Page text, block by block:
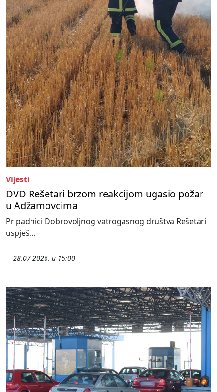
Vijesti
DVD Rešetari brzom reakcijom ugasio požar
u Adžamovcima
Pripadnici Dobrovoljnog vatrogasnog društva Rešetari
uspješ...
28.07.2026. u 15:00